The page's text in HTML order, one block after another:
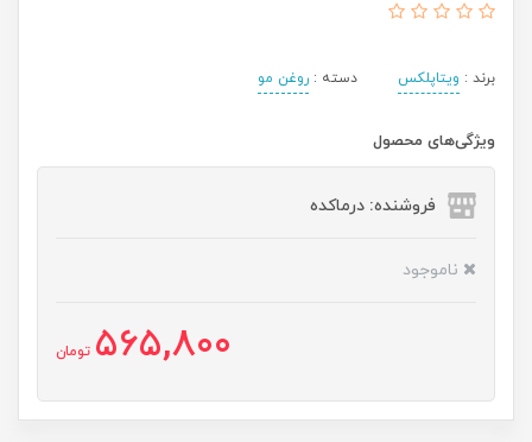
برند : ویتاپلکس دسته : روغن مو
ویژگی‌های محصول
فروشنده: درماکده
ناموجود
565,800 تومان